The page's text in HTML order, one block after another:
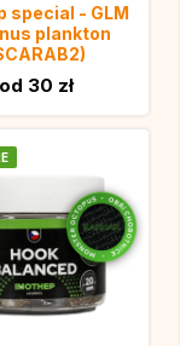
special - GLM
plankton
od 30 zł